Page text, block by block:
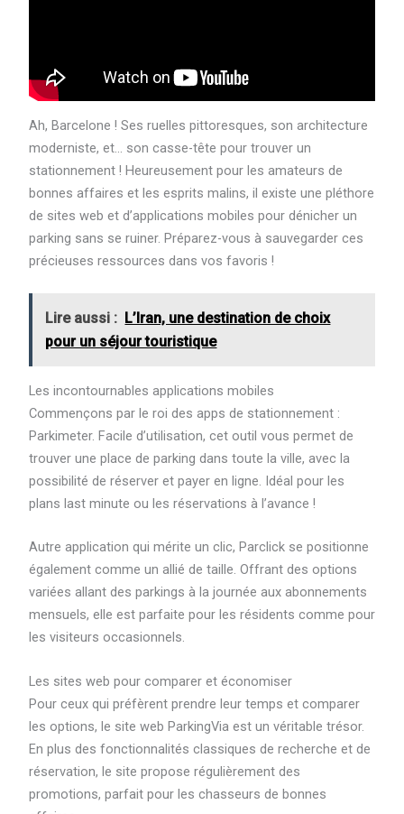
Ah, Barcelone ! Ses ruelles pittoresques, son architecture
moderniste, et… son casse-tête pour trouver un
stationnement ! Heureusement pour les amateurs de
bonnes affaires et les esprits malins, il existe une pléthore
de sites web et d’applications mobiles pour dénicher un
parking sans se ruiner. Préparez-vous à sauvegarder ces
précieuses ressources dans vos favoris !
Lire aussi : L’Iran, une destination de choix
pour un séjour touristique
Les incontournables applications mobiles
Commençons par le roi des apps de stationnement :
Parkimeter. Facile d’utilisation, cet outil vous permet de
trouver une place de parking dans toute la ville, avec la
possibilité de réserver et payer en ligne. Idéal pour les
plans last minute ou les réservations à l’avance !
Autre application qui mérite un clic, Parclick se positionne
également comme un allié de taille. Offrant des options
variées allant des parkings à la journée aux abonnements
mensuels, elle est parfaite pour les résidents comme pour
les visiteurs occasionnels.
Les sites web pour comparer et économiser
Pour ceux qui préfèrent prendre leur temps et comparer
les options, le site web ParkingVia est un véritable trésor.
En plus des fonctionnalités classiques de recherche et de
réservation, le site propose régulièrement des
promotions, parfait pour les chasseurs de bonnes